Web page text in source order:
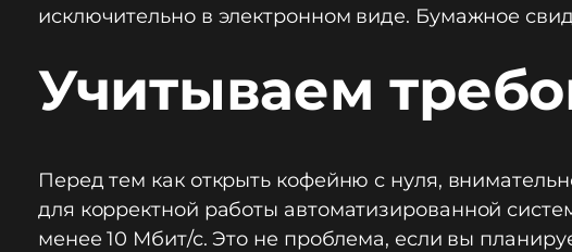
исключительно в электронном виде. Бумажное
Учитываем
Перед тем как открыть кофейню с нуля,
для корректной работы автоматизированной
менее 10 Мбит/с. Это не проблема, если вы